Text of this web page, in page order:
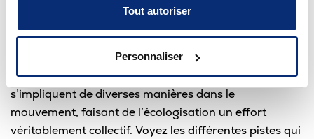
Tout autoriser
Personnaliser
Passer à l’action
Les membres de la communauté collégiale
s’impliquent de diverses manières dans le
mouvement, faisant de l’écologisation un effort
véritablement collectif. Voyez les différentes pistes qui